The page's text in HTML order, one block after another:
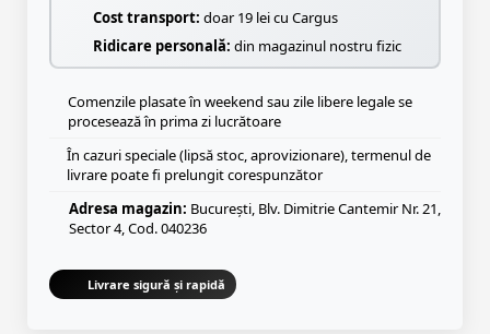
Cost transport: doar 19 lei cu Cargus
Ridicare personală: din magazinul nostru fizic
Comenzile plasate în weekend sau zile libere legale se
procesează în prima zi lucrătoare
În cazuri speciale (lipsă stoc, aprovizionare), termenul de
livrare poate fi prelungit corespunzător
Adresa magazin: București, Blv. Dimitrie Cantemir Nr. 21,
Sector 4, Cod. 040236
Livrare sigură și rapidă